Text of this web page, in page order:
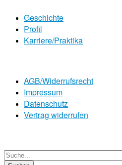
Geschichte
Profil
Karriere/Praktika
AGB/Widerrufsrecht
Impressum
Datenschutz
Vertrag widerrufen